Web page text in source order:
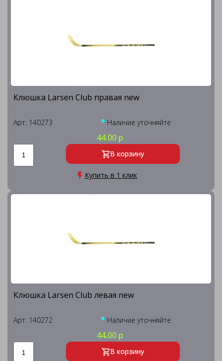
Клюшка Larsen Club правая new
Арт: 140273 Наличие уточняйте
44.00 р
В корзину
Купить в 1 клик
Клюшка Larsen Club левая new
Арт: 140272 Наличие уточняйте
44.00 р
В корзину